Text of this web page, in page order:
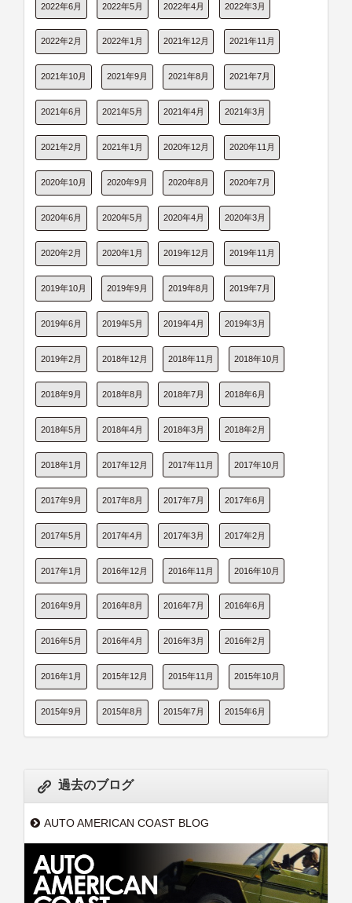
2022年6月 2022年5月 2022年4月 2022年3月
2022年2月 2022年1月 2021年12月 2021年11月
2021年10月 2021年9月 2021年8月 2021年7月
2021年6月 2021年5月 2021年4月 2021年3月
2021年2月 2021年1月 2020年12月 2020年11月
2020年10月 2020年9月 2020年8月 2020年7月
2020年6月 2020年5月 2020年4月 2020年3月
2020年2月 2020年1月 2019年12月 2019年11月
2019年10月 2019年9月 2019年8月 2019年7月
2019年6月 2019年5月 2019年4月 2019年3月
2019年2月 2018年12月 2018年11月 2018年10月
2018年9月 2018年8月 2018年7月 2018年6月
2018年5月 2018年4月 2018年3月 2018年2月
2018年1月 2017年12月 2017年11月 2017年10月
2017年9月 2017年8月 2017年7月 2017年6月
2017年5月 2017年4月 2017年3月 2017年2月
2017年1月 2016年12月 2016年11月 2016年10月
2016年9月 2016年8月 2016年7月 2016年6月
2016年5月 2016年4月 2016年3月 2016年2月
2016年1月 2015年12月 2015年11月 2015年10月
2015年9月 2015年8月 2015年7月 2015年6月
過去のブログ
AUTO AMERICAN COAST BLOG